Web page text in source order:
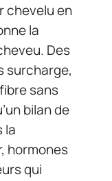
chevelu en
la
Des
surcharge,
sans
bilan de
la
hormones
qui